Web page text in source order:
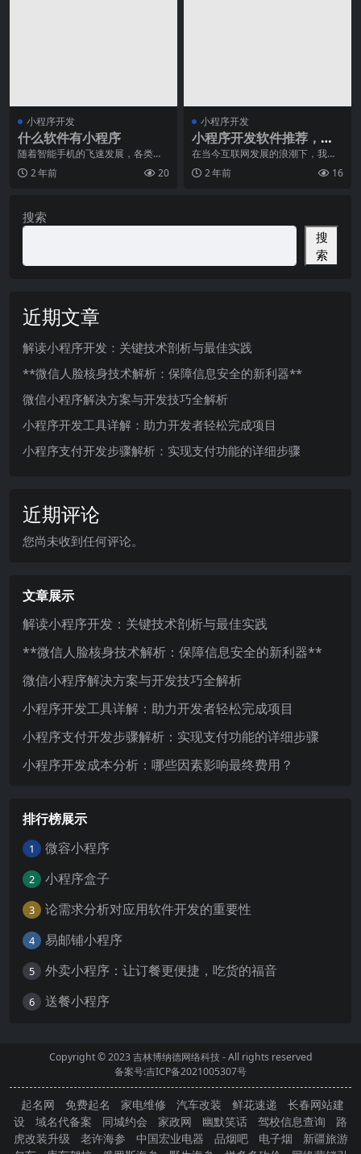
小程序开发
什么软件有小程序
随着智能手机的飞速发展，各类应
用的数量和种类也在不断增加。而
非常近几年，小程序成
2 年前 20
小程序开发
小程序开发软件推荐，助
你成为小程序行业的开发
大咖！
在当今互联网发展的浪潮下，我们
逐渐进入了移动互联网时代。手机
已成为人们生活不可或
2 年前 16
搜索
搜
索
近期文章
解读小程序开发：关键技术剖析与最佳实践
**微信人脸核身技术解析：保障信息安全的新利器**
微信小程序解决方案与开发技巧全解析
小程序开发工具详解：助力开发者轻松完成项目
小程序支付开发步骤解析：实现支付功能的详细步骤
近期评论
您尚未收到任何评论。
文章展示
解读小程序开发：关键技术剖析与最佳实践
**微信人脸核身技术解析：保障信息安全的新利器**
微信小程序解决方案与开发技巧全解析
小程序开发工具详解：助力开发者轻松完成项目
小程序支付开发步骤解析：实现支付功能的详细步骤
小程序开发成本分析：哪些因素影响最终费用？
排行榜展示
1 微容小程序
2 小程序盒子
3 论需求分析对应用软件开发的重要性
4 易邮铺小程序
5 外卖小程序：让订餐更便捷，吃货的福音
6 送餐小程序
Copyright © 2023吉林博纳德网络科技- All rights reserved
备案号:吉ICP备2021005307号
起名网 免费起名 家电维修 汽车改装 鲜花速递
长春网站建
设
域名代备案 同城约会 家政网 幽默笑话 驾校信息查询
路
虎改装升级
老许海参 中国宏业电器 品烟吧 电子烟
新疆旅游